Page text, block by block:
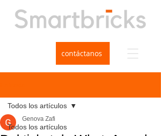
contáctanos
Todos los artículos
Todos los artículos
Genova Zafi